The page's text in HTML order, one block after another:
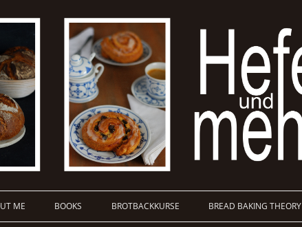
ME BOOKS BROTBACKKURSE BREAD BAKING THEORY